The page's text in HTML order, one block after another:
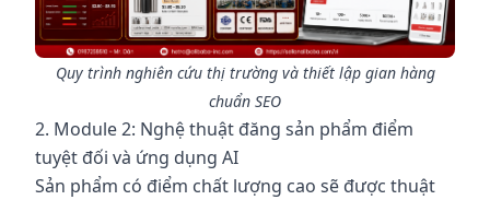
Quy trình nghiên cứu thị trường và thiết lập gian hàng
chuẩn SEO
2. Module 2: Nghệ thuật đăng sản phẩm điểm
tuyệt đối và ứng dụng AI
Sản phẩm có điểm chất lượng cao sẽ được thuật